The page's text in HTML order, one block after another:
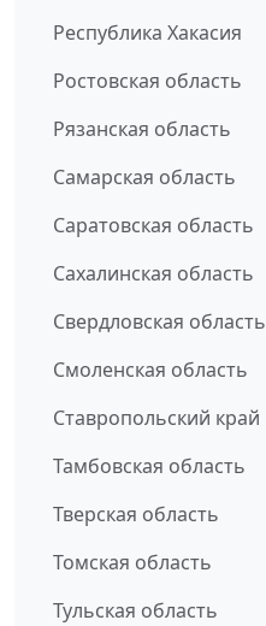
Республика Хакасия
Ростовская область
Рязанская область
Самарская область
Саратовская область
Сахалинская область
Свердловская область
Смоленская область
Ставропольский край
Тамбовская область
Тверская область
Томская область
Тульская область